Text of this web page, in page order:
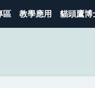
區 教學應用 貓頭鷹博